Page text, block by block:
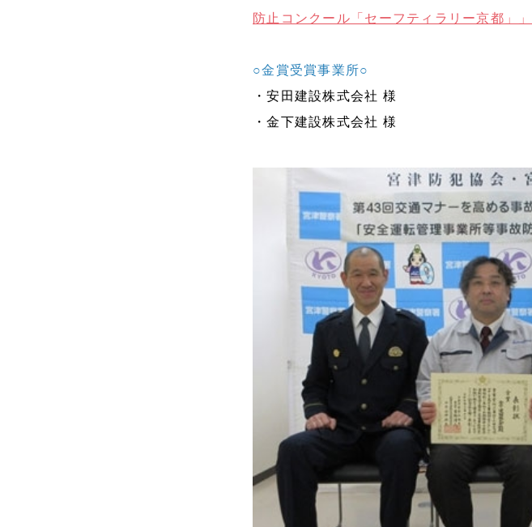
防止コンクール「セーフティラリー京都」」
○金賞受賞事業所○
・安田建設株式会社 様
・金下建設株式会社 様